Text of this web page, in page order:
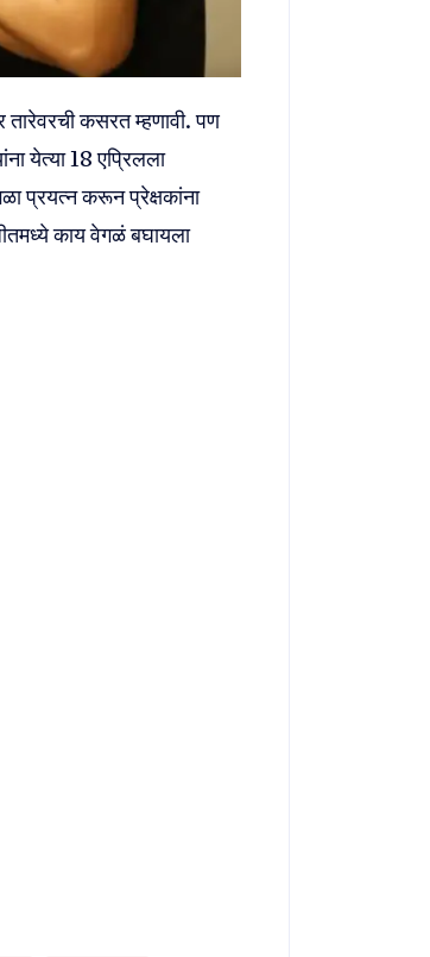
तारेवरची कसरत म्हणावी. पण
येत्या 18 एप्रिलला
प्रयत्न करून प्रेक्षकांना
काय वेगळं बघायला